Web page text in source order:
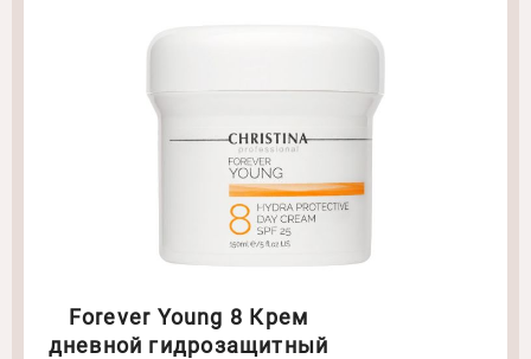
Forever Young 8 Крем
дневной гидрозащитный